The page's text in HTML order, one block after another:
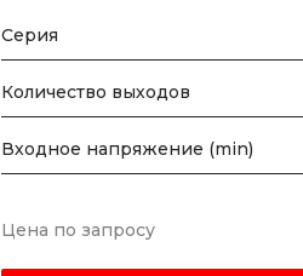
Серия
Количество выходов
Входное напряжение (min)
Цена по запросу